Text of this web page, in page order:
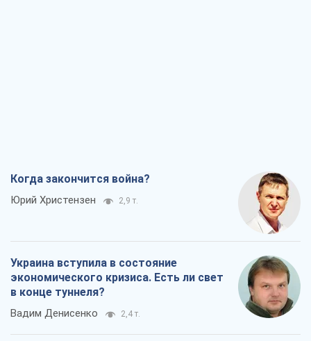
Когда закончится война?
Юрий Христензен 2,9 т.
Украина вступила в состояние
экономического кризиса. Есть ли свет
в конце туннеля?
Вадим Денисенко 2,4 т.